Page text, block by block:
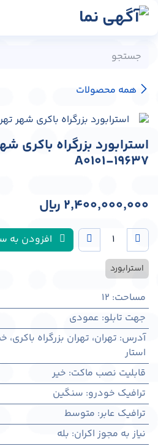
پرش به محتوا
همه محصولات
A0101-19637
2,400,000,000 ﷼
افزودن به
استرابورد
مساحت:
12
جهت تابلو: عمودی
آدرس: تهران، تهران بزرگراه باکری،
استار
قابلیت نصب ماکت: خیر
ترافیک خودرو: سنگین
ترافیک عابر: متوسط
نیاز به مجوز اکران: بله